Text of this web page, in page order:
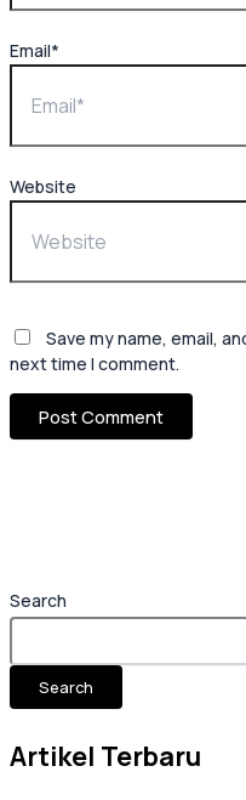
Search
Search
Artikel Terbaru
Email*
Website
Save my name, email,
next time I comment.